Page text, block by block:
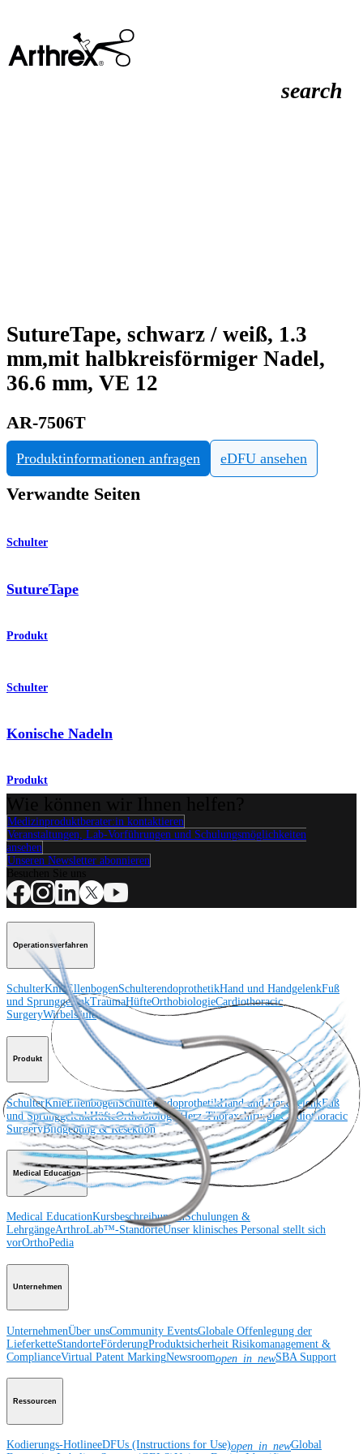
search
SutureTape, schwarz / weiß, 1.3
mm,mit halbkreisförmiger Nadel,
36.6 mm, VE 12
AR-7506T
Produktinformationen anfragen eDFU ansehen
Verwandte Seiten
Schulter
SutureTape
Produkt
Schulter
Konische Nadeln
Produkt
Medizinproduktberater:in kontaktieren
Veranstaltungen, Lab-Vorführungen und Schulungsmöglichkeiten
ansehen
Unseren Newsletter abonnieren
Operationsverfahren
SchulterKnieEllenbogenSchulterendoprothetikHand und HandgelenkFuß
und SprunggelenkTraumaHüfteOrthobiologieCardiothoracic
SurgeryWirbelsäule
Produkt
SchulterKnieEllenbogenSchulterendoprothetikHand und HandgelenkFuß
und SprunggelenkHüfteOrthobiologieHerz-ThoraxchirurgieCardiothoracic
SurgeryBildgebung & Resektion
Medical Education
Medical EducationKursbeschreibungenSchulungen &
LehrgängeArthroLab™-StandorteUnser klinisches Personal stellt sich
vorOrthoPedia
Unternehmen
UnternehmenÜber unsCommunity EventsGlobale Offenlegung der
LieferketteStandorteFörderungProduktsicherheit Risikomanagement &
ComplianceVirtual Patent MarkingNewsroomopen_in_newSBA Support
Ressourcen
Kodierungs-HotlineeDFUs (Instructions for Use)open_in_newGlobal